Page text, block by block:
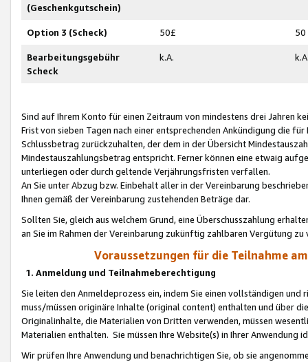
(Geschenkgutschein)
Option 3 (Scheck) 50£ 50
Bearbeitungsgebühr
Scheck
k.A.
Sind auf Ihrem Konto für einen Zeitraum von mindestens drei Jahren
Frist von sieben Tagen nach einer entsprechenden Ankündigung die
Schlussbetrag zurückzuhalten, der dem in der Übersicht
Mindestauszahlungsbetrag entspricht. Ferner können eine etwaig
unterliegen oder durch geltende Verjährungsfristen verfallen.
An Sie unter Abzug bzw. Einbehalt aller in der Vereinbarung
Ihnen gemäß der Vereinbarung zustehenden Beträge dar.
Sollten Sie, gleich aus welchem Grund, eine Überschusszahlung
an Sie im Rahmen der Vereinbarung zukünftig zahlbaren Vergütung zu
Voraussetzungen für die Teilnahme
1. Anmeldung und Teilnahmeberechtigung
Sie leiten den Anmeldeprozess ein, indem Sie einen vollständigen
muss/müssen originäre Inhalte (original content) enthalten und über
Originalinhalte, die Materialien von Dritten verwenden, müssen
Materialien enthalten. Sie müssen Ihre Website(s) in Ihrer Anwendung
Wir prüfen Ihre Anwendung und benachrichtigen Sie, ob sie